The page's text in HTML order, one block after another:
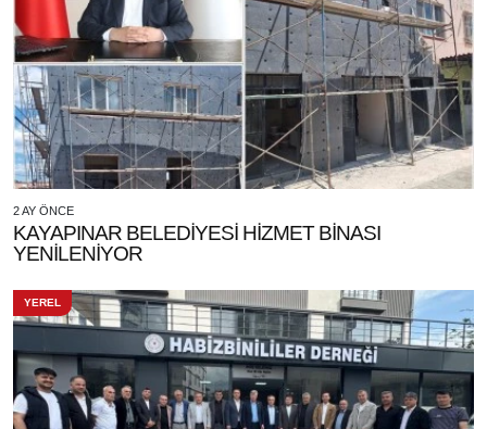
2 AY ÖNCE
KAYAPINAR BELEDİYESİ HİZMET BİNASI
YENİLENİYOR
YEREL